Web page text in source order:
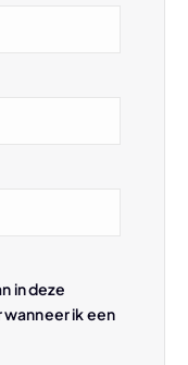
in deze
ik een